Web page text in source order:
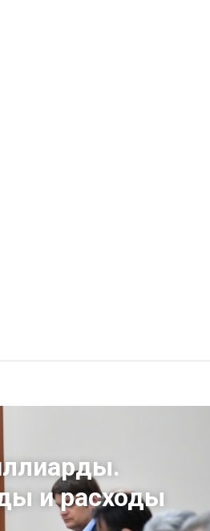
и расходы